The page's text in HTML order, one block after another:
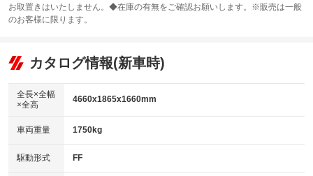
サンルーフ
：装備あり ABS
リフトアップ
：装備なし
：装備なし
パワーウィンドウ
アイドリングストップ
：装備あり
USB入力端子
：装備あり
TV：フルセグ
：装備あり
ビジュアル
：装備なし
：装備あり
革シート
キーレス
HID(キセノンライト)
：装備なし
お取置きはいたしません。◆在庫の有無をご確認お願いします。※販売は一般
のお客様に限ります。
カタログ情報(新車時)
全長×全幅
×全高
4660x1865x1660mm
車両重量 1750kg
駆動形式 FF